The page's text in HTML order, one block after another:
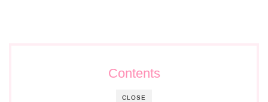
CLOSE
Contents